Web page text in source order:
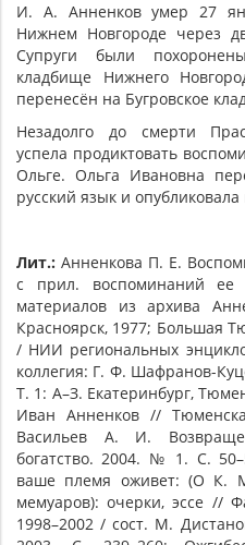
И. А. Анненков умер 27
Нижнем Новгороде через
Супруги были
кладбище Нижнего
перенесён на Бугровское
Незадолго до смерти
успела продиктовать
Ольге. Ольга Ивановна
русский язык и опубликовала
Лит.: Анненкова П. Е.
с прил. воспоминаний
материалов из архива
Красноярск, 1977; Большая
/ НИИ региональных
коллегия: Г. Ф. Шафранов-
Т. 1: А–З. Екатеринбург,
Иван Анненков //
Васильев А. И.
богатство. 2004. № 1. С.
ваше племя оживет: (О К.
мемуаров): очерки, эссе //
1998–2002 / сост. М.